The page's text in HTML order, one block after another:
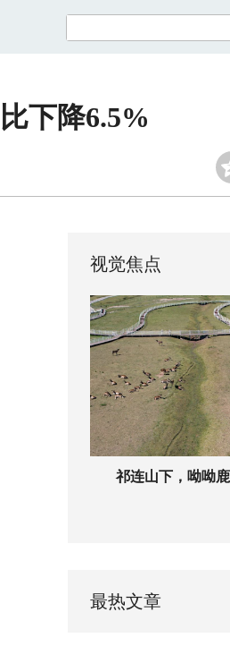
下降6.5%
视觉焦点
祁连山下，呦呦
最热文章